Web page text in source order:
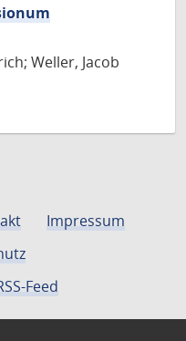
Weller, Jacob
Impressum
Feed